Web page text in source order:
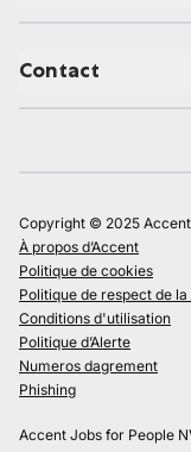
Contact
Copyright © 2025
À propos d’Accent
Politique de cookies
Politique de respect de
Conditions d'utilisation
Politique d’Alerte
Numeros dagrement
Phishing
Accent Jobs for People